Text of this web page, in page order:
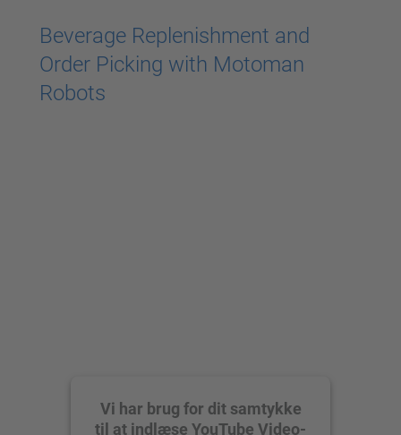
Management Platform
Beverage Replenishment and
Order Picking with Motoman
Robots
Vi har brug for dit samtykke
til at indlæse YouTube Video-